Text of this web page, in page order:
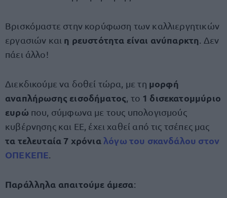
Βρισκόμαστε στην κορύφωση των καλλιεργητικών
εργασιών και η ρευστότητα είναι ανύπαρκτη . Δεν
πάει άλλο!
Διεκδικούμε να δοθεί τώρα, με τη μορφή
αναπλήρωσης εισοδήματος , το 1 δισεκατομμύριο
ευρώ που, σύμφωνα με τους υπολογισμούς
κυβέρνησης και ΕΕ, έχει χαθεί από τις τσέπες μας
τα τελευταία 7 χρόνια λόγω του σκανδάλου στον
ΟΠΕΚΕΠΕ
Παράλληλα απαιτούμε άμεσα: